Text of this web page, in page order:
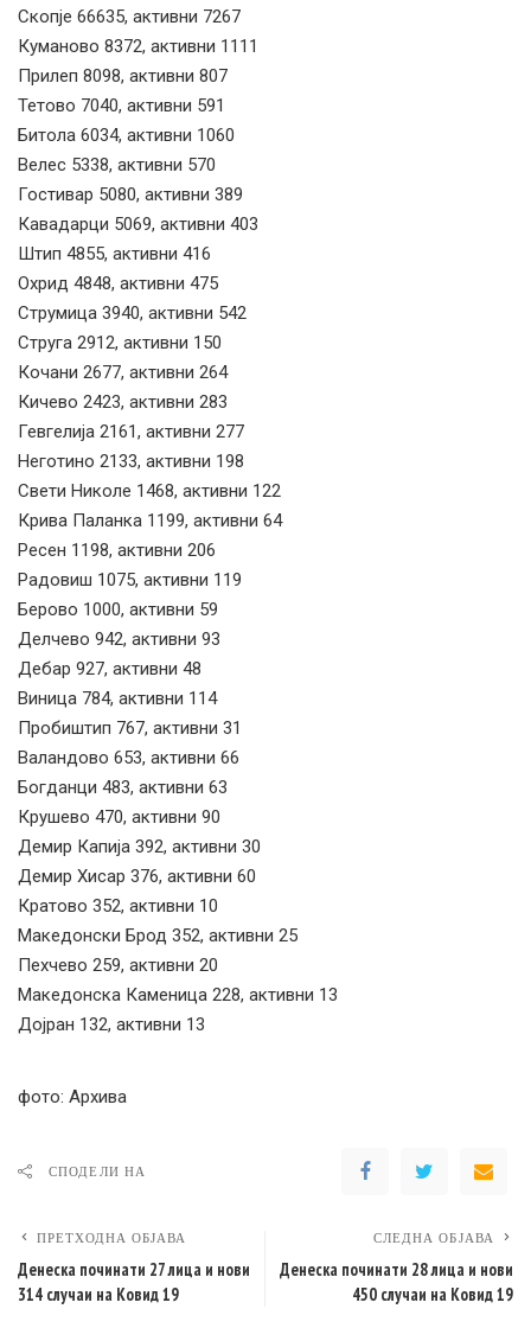
Скопје 66635, активни 7267
Куманово 8372, активни 1111
Прилеп 8098, активни 807
Тетово 7040, активни 591
Битола 6034, активни 1060
Велес 5338, активни 570
Гостивар 5080, активни 389
Кавадарци 5069, активни 403
Штип 4855, активни 416
Охрид 4848, активни 475
Струмица 3940, активни 542
Струга 2912, активни 150
Кочани 2677, активни 264
Кичево 2423, активни 283
Гевгелија 2161, активни 277
Неготино 2133, активни 198
Свети Николе 1468, активни 122
Крива Паланка 1199, активни 64
Ресен 1198, активни 206
Радовиш 1075, активни 119
Берово 1000, активни 59
Делчево 942, активни 93
Дебар 927, активни 48
Виница 784, активни 114
Пробиштип 767, активни 31
Валандово 653, активни 66
Богданци 483, активни 63
Крушево 470, активни 90
Демир Капија 392, активни 30
Демир Хисар 376, активни 60
Кратово 352, активни 10
Македонски Брод 352, активни 25
Пехчево 259, активни 20
Македонска Каменица 228, активни 13
Дојран 132, активни 13
фото: Архива
СПОДЕЛИ НА
ПРЕТХОДНА ОБЈАВА
Денеска починати 27 лица и нови
314 случаи на Ковид 19
СЛЕДНА ОБЈАВА
Денеска починати 28 лица и нови
450 случаи на Ковид 19